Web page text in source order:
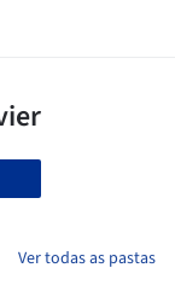
Ver todas as pastas